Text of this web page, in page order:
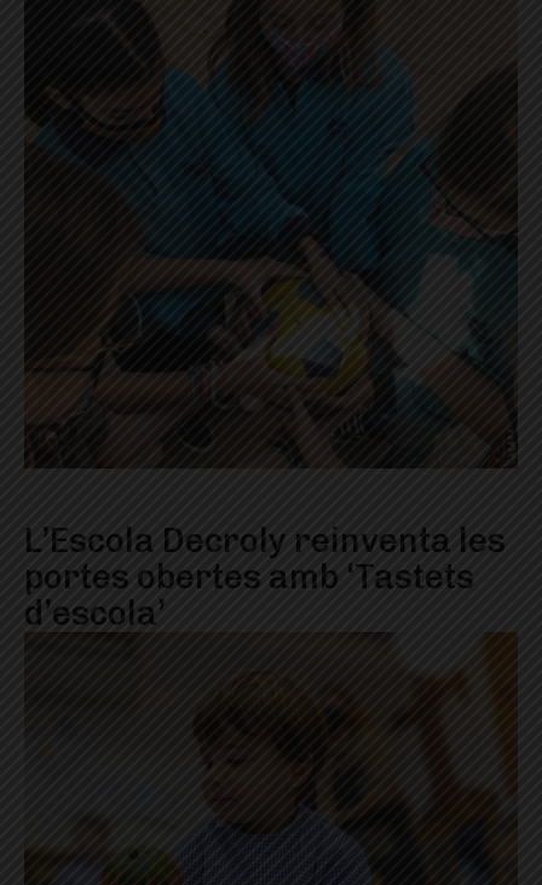
L’Escola Decroly reinventa les
portes obertes amb ‘Tastets
d’escola’